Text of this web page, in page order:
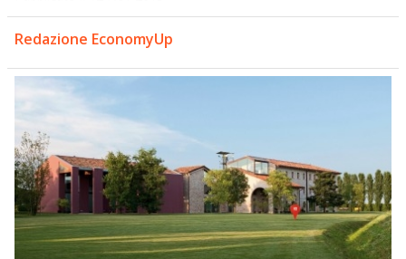
Redazione EconomyUp